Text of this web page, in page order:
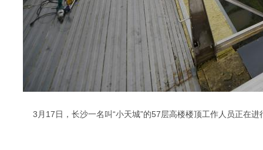
3月17日，长沙一名叫“小天城”的57层高楼楼顶工作人员正在进